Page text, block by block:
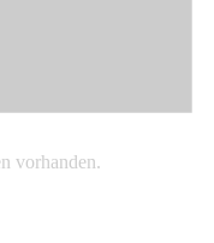
vorhanden.